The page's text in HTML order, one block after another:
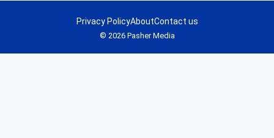
© 2026 Pasher Media
Privacy PolicyAboutContact us